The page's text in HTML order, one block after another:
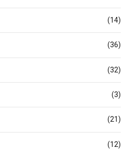
(14)
(36)
(32)
(3)
(21)
(12)